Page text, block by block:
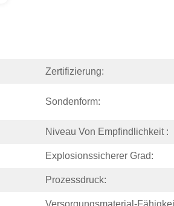
Zertifizierung:
Sondenform:
Niveau Von Empfindlichkeit :
Explosionssicherer Grad:
Prozessdruck:
Versorgungsmaterial-